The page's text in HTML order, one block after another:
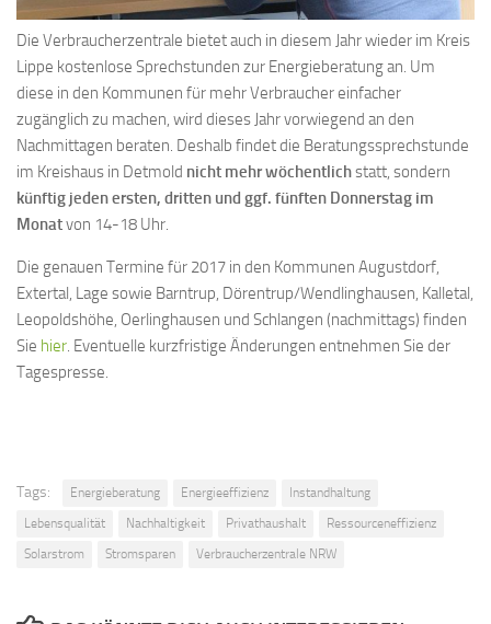
Die Verbraucherzentrale bietet auch in diesem Jahr wieder im Kreis
Lippe kostenlose Sprechstunden zur Energieberatung an. Um
diese in den Kommunen für mehr Verbraucher einfacher
zugänglich zu machen, wird dieses Jahr vorwiegend an den
Nachmittagen beraten. Deshalb findet die Beratungssprechstunde
im Kreishaus in Detmold nicht mehr wöchentlichstatt, sondern
künftig jeden ersten, dritten und ggf. fünften Donnerstag im
Monatvon 14-18 Uhr.
Die genauen Termine für 2017 in den Kommunen Augustdorf,
Extertal, Lage sowie Barntrup, Dörentrup/Wendlinghausen, Kalletal,
Leopoldshöhe, Oerlinghausen und Schlangen (nachmittags) finden
Sie hier. Eventuelle kurzfristige Änderungen entnehmen Sie der
Tagespresse.
Tags: Energieberatung Energieeffizienz
Instandhaltung
Lebensqualität
Nachhaltigkeit Privathaushalt
Ressourceneffizienz
Solarstrom
Stromsparen Verbraucherzentrale NRW